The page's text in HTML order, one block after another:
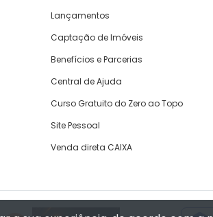
Lançamentos
Captação de Imóveis
Benefícios e Parcerias
Central de Ajuda
Curso Gratuito do Zero ao Topo
Site Pessoal
Venda direta CAIXA